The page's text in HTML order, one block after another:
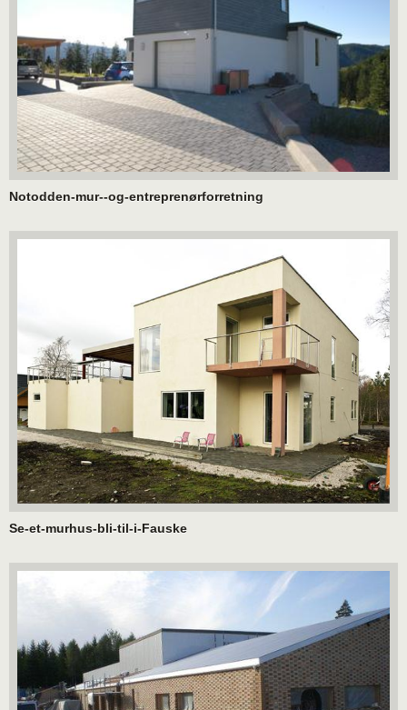
Notodden-mur--og-entreprenørforretning
Se-et-murhus-bli-til-i-Fauske